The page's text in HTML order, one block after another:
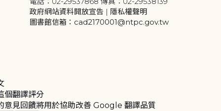
政府網站資料開放宣告 | 隱私權聲明
圖書館信箱：cad2170001@ntpc.gov.tw
個翻譯評分
意見回饋將用於協助改善 Google 翻譯品質